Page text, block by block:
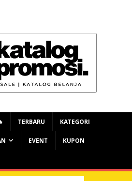
TERBARU KATEGORI
EVENT KUPON